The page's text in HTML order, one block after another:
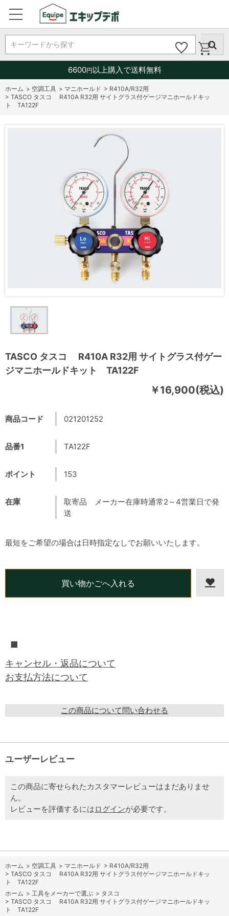
キーワードから探す
6600円以上購入で送料無料
ホーム > 空調工具 > マニホールド > R410A/R32用
> TASCO タスコ R410A R32用 サイトグラス付ゲージマニホールドキッ
ト TA122F
TASCO タスコ R410A R32用 サイトグラス付ゲー
ジマニホールドキット TA122F
￥16,900(税込)
商品コード 021201252
品番1 TA122F
ポイント 153
在庫
取寄品 メーカー在庫時通常2～4営業日で発
送
■
キャンセル・返品について
お支払方法について
この商品について問い合わせる
最短をご希望の場合は日時指定なしでお願いいたします。
ユーザーレビュー
この商品に寄せられたカスタマーレビューはまだありませ
ん。
レビューを評価するにはログインが必要です。
ホーム > 空調工具 > マニホールド > R410A/R32用
> TASCO タスコ R410A R32用 サイトグラス付ゲージマニホールドキッ
ト TA122F
ホーム > 工具をメーカーで選ぶ > タスコ
> TASCO タスコ R410A R32用 サイトグラス付ゲージマニホールドキッ
ト TA122F